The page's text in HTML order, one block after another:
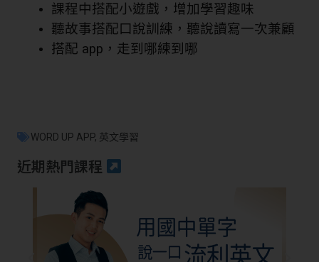
課程中搭配小遊戲，增加學習趣味
聽故事搭配口說訓練，聽說讀寫一次兼顧
搭配 app，走到哪練到哪
WORD UP APP, 英文學習
近期熱門課程